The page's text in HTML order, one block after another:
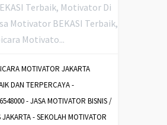
Terbaik, Motivator Di
Motivator BEKASI Terbaik,
Motivato...
MOTIVATOR JAKARTA
DAN TERPERCAYA -
- JASA MOTIVATOR BISNIS /
JAKARTA - SEKOLAH MOTIVATOR